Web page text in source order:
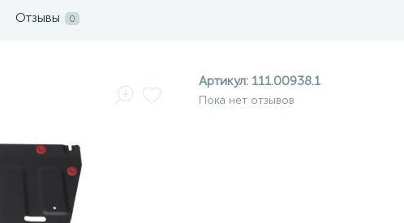
Отзывы 0
Артикул: 111.00938.1
Пока нет отзывов